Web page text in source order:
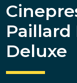
Paillard
Deluxe